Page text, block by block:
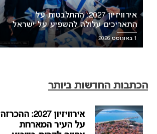
אירוויזיון 2027: ההתלבטות על
התאריכים עלולה להשפיע על ישראל
1 באוגוסט 2026
הכתבות החדשות ביותר
אירוויזיון 2027: ההכרזה
על העיר המארחת